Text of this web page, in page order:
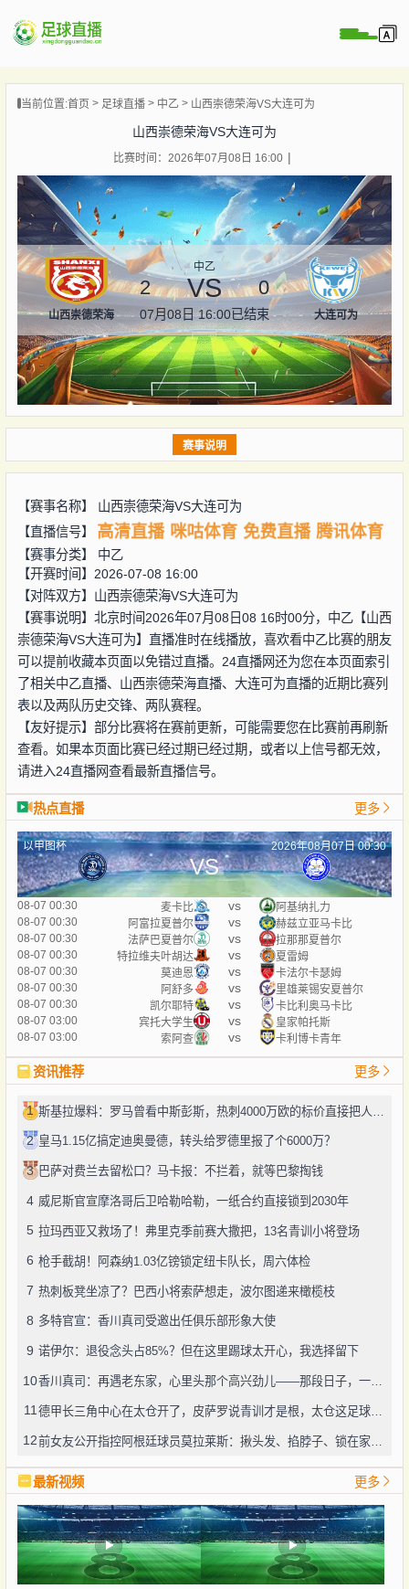
播
闻
当前位置:首页 足球直播 中乙 山西崇德荣海VS大连可为
山西崇德荣海VS大连可为
比赛时间：2026年07月08日 16:00
山西崇德荣海
中乙
2 VS 0
07月08日 16:00已结束 大连可为
赛事说明
【赛事名称】 山西崇德荣海VS大连可为
【直播信号】
高清直播 咪咕体育 免费直播 腾讯体育
【赛事分类】 中乙
【开赛时间】2026-07-08 16:00
【对阵双方】 山西崇德荣海VS大连可为
【赛事说明】北京时间2026年07月08日08 16时00分，中乙【山西
崇德荣海VS大连可为】直播准时在线播放，喜欢看中乙比赛的朋友
可以提前收藏本页面以免错过直播。24直播网还为您在本页面索引
了相关中乙直播、山西崇德荣海直播、大连可为直播的近期比赛列
表以及两队历史交锋、两队赛程。
【友好提示】部分比赛将在赛前更新，可能需要您在比赛前再刷新
查看。如果本页面比赛已经过期已经过期，或者以上信号都无效，
请进入24直播网查看最新直播信号。
热点直播 更多
以甲图杯 2026年08月07日 00:30
VS
08-07 00:30 麦卡比 vs
阿基纳扎力
08-07 00:30
阿富拉夏普尔 vs
赫兹立亚马卡比
08-07 00:30
法萨巴夏普尔 vs
拉那那夏普尔
08-07 00:30
特拉维夫叶胡达 vs
夏雷姆
08-07 00:30
莫迪恩 vs
卡法尔卡瑟姆
08-07 00:30
阿舒多 vs
里雄莱锡安夏普尔
08-07 00:30
凯尔耶特 vs
卡比利奥马卡比
08-07 03:00
宾托大学生 vs
皇家帕托斯
08-07 03:00
索阿查 vs 卡利博卡青年
资讯推荐 更多
1
2 皇马1.15亿搞定迪奥曼德，转头给罗德里报了个6000万？
3 巴萨对费兰去留松口？马卡报：不拦着，就等巴黎掏钱
4 威尼斯官宣摩洛哥后卫哈勒哈勒，一纸合约直接锁到2030年
5 拉玛西亚又救场了！弗里克季前赛大撒把，13名青训小将登场
6 枪手截胡！阿森纳1.03亿镑锁定纽卡队长，周六体检
7 热刺板凳坐凉了？巴西小将索萨想走，波尔图递来橄榄枝
8 多特官宣：香川真司受邀出任俱乐部形象大使
9 诺伊尔：退役念头占85%？但在这里踢球太开心，我选择留下
10 香川真司：再遇老东家，心里头那个高兴劲儿——那段日子，一辈子忘不了
11 德甲长三角中心在太仓开了，皮萨罗说青训才是根，太仓这足球味儿还真不赖
12
最新视频 更多